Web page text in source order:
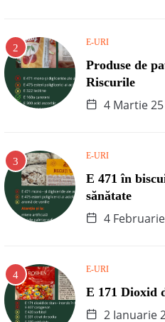
E-URI
Produse de
Riscurile
4 Martie 25
E-URI
E 471 în
sănătate
4
E-URI
E 171 Dioxid
2 Ianuarie